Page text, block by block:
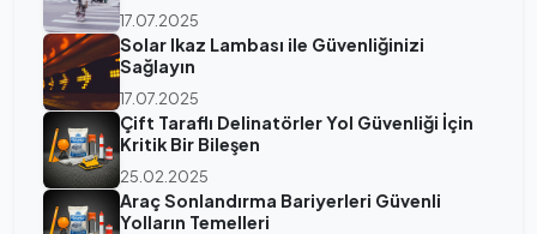
17.07.2025
Solar Ikaz Lambası ile Güvenliğinizi
Sağlayın
17.07.2025
Çift Taraflı Delinatörler Yol Güvenliği İçin
Kritik Bir Bileşen
25.02.2025
Araç Sonlandırma Bariyerleri Güvenli
Yolların Temelleri